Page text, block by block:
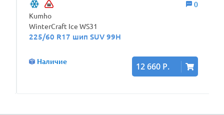
0
Kumho
WinterCraft Ice WS31
225/60 R17 шип SUV 99H
Наличие 12 660 Р.